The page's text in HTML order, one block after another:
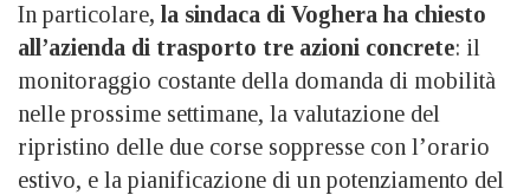
In particolare, la sindaca di Voghera ha chiesto
all’azienda di trasporto tre azioni concrete: il
monitoraggio costante della domanda di mobilità
nelle prossime settimane, la valutazione del
ripristino delle due corse soppresse con l’orario
estivo, e la pianificazione di un potenziamento del